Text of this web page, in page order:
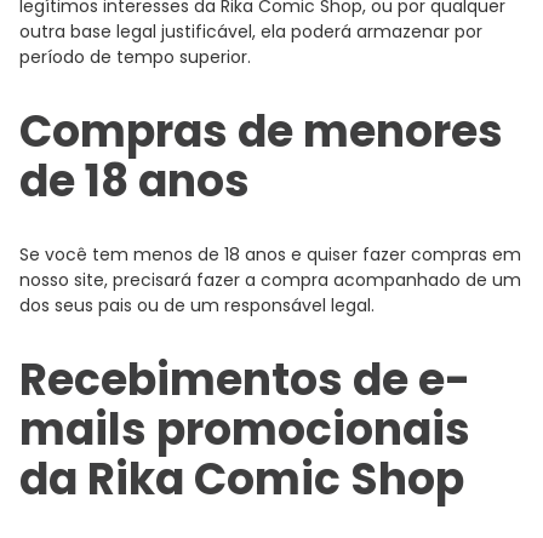
legítimos interesses da Rika Comic Shop, ou por qualquer
outra base legal justificável, ela poderá armazenar por
período de tempo superior.
Compras de menores
de 18 anos
Se você tem menos de 18 anos e quiser fazer compras em
nosso site, precisará fazer a compra acompanhado de um
dos seus pais ou de um responsável legal.
Recebimentos de e-
mails promocionais
da Rika Comic Shop